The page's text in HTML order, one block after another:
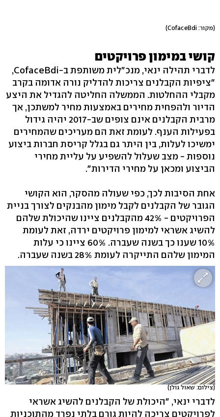
(מקור: CofaceBdi)
קושי במימון פרויקטים
לדברי תהילה ינאי, מנכ"לית משותפת ב-CofaceBdi,
"ציפיות הקבלנים צריכות להדליק נורה אדומה בקרב
מקבלי ההחלטות. הממשלה החליטה להגדיל את היצע
הדיור ולהפחית מחירים באמצעות מחיר למשתכן, אך
מרבית הקבלנים אינם צופים שב-2017 יהיה גידול
בפעילות הענף. לעומת זאת הם מעריכים שהמחירים
ימשיכו לעלות, בין היתר גם בגלל קריסת חברות ביצוע
נוספות - מצב שעלול להשפיע על עליית מחירי
הביצוע ומכאן על מחירי הדירות".
אחת הסיבות לכך, כפי שעולה מהסקר, הוא הקושי
הגובר של הקבלנים לקבל מימון מהבנקים לצורך בניית
הפרויקטים - 42% מהקבלנים ציינו שהיכולת שלהם
להשיג אשראי למימון פרויקטים ירדה, זאת לעומת
10% שענו כך בשנה שעברה. 60% ציינו כי עלות
המימון שלהם התייקרה לעומת 28% בשנה שעברה.
(צילום: שאול גולן)
לדברי ינאי, "היכולת של הקבלנים להשיג אשראי
לפרויקטים צריכה להיות גורם בלתי נפרד מהתוכניות